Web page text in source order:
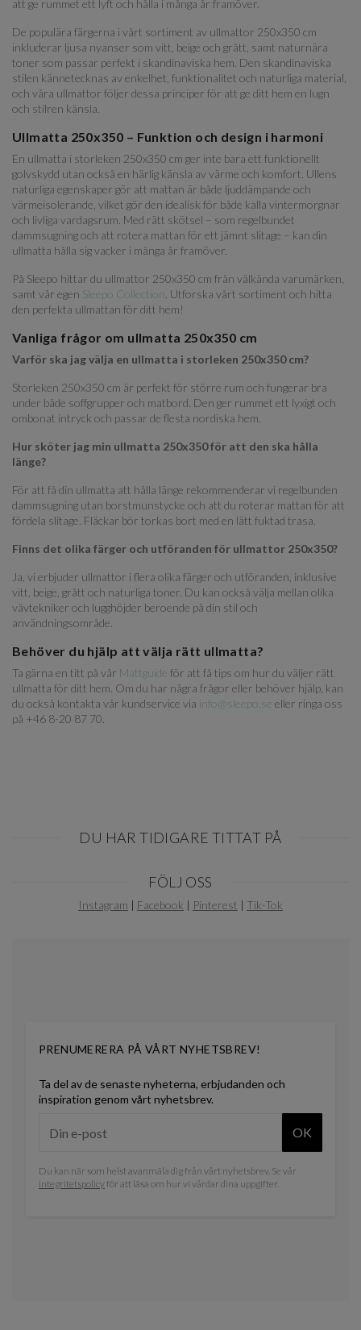
att ge rummet ett lyft och hålla i många år framöver.
De populära färgerna i vårt sortiment av ullmattor 250x350 cm
inkluderar ljusa nyanser som vitt, beige och grått, samt naturnära
toner som passar perfekt i skandinaviska hem. Den skandinaviska
stilen kännetecknas av enkelhet, funktionalitet och naturliga material,
och våra ullmattor följer dessa principer för att ge ditt hem en lugn
och stilren känsla.
Ullmatta 250x350 – Funktion och design i harmoni
En ullmatta i storleken 250x350 cm ger inte bara ett funktionellt
golvskydd utan också en härlig känsla av värme och komfort. Ullens
naturliga egenskaper gör att mattan är både ljuddämpande och
värmeisolerande, vilket gör den idealisk för både kalla vintermorgnar
och livliga vardagsrum. Med rätt skötsel – som regelbundet
dammsugning och att rotera mattan för ett jämnt slitage – kan din
ullmatta hålla sig vacker i många år framöver.
På Sleepo hittar du ullmattor 250x350 cm från välkända varumärken,
samt vår egen Sleepo Collection . Utforska vårt sortiment och hitta
den perfekta ullmattan för ditt hem!
Vanliga frågor om ullmatta 250x350 cm
Varför ska jag välja en ullmatta i storleken 250x350 cm?
Storleken 250x350 cm är perfekt för större rum och fungerar bra
under både soffgrupper och matbord. Den ger rummet ett lyxigt och
ombonat intryck och passar de flesta nordiska hem.
Hur sköter jag min ullmatta 250x350 för att den ska hålla
länge?
För att få din ullmatta att hålla länge rekommenderar vi regelbunden
dammsugning utan borstmunstycke och att du roterar mattan för att
fördela slitage. Fläckar bör torkas bort med en lätt fuktad trasa.
Finns det olika färger och utföranden för ullmattor 250x350?
Ja, vi erbjuder ullmattor i flera olika färger och utföranden, inklusive
vitt, beige, grått och naturliga toner. Du kan också välja mellan olika
vävtekniker och lugghöjder beroende på din stil och
användningsområde.
Behöver du hjälp att välja rätt ullmatta?
Ta gärna en titt på vår Mattguide för att få tips om hur du väljer rätt
ullmatta för ditt hem. Om du har några frågor eller behöver hjälp, kan
du också kontakta vår kundservice via info@sleepo.se eller ringa oss
på +46 8-20 87 70.
DU HAR TIDIGARE TITTAT PÅ
FÖLJ OSS
Instagram | Facebook | Pinterest | Tik-Tok
PRENUMERERA PÅ VÅRT NYHETSBREV!
Ta del av de senaste nyheterna, erbjudanden och
inspiration genom vårt nyhetsbrev.
OK
Du kan när som helst avanmäla dig från vårt nyhetsbrev. Se vår
integritetspolicyför att läsa om hur vi vårdar dina uppgifter.